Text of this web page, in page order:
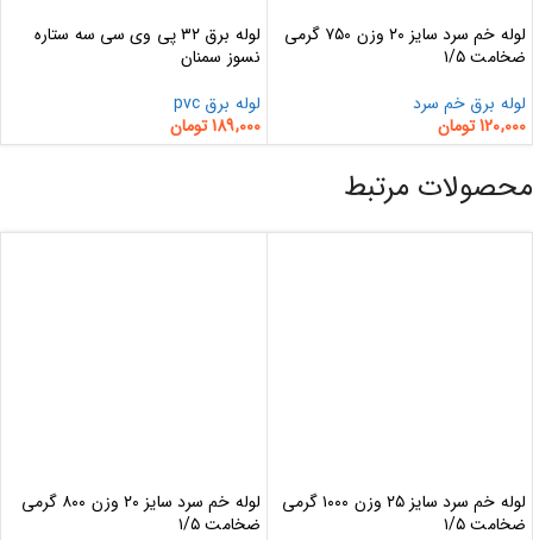
لوله خم سرد سایز ۲۰ وزن ۷۵۰ گرمی
ضخامت ۱/۵
لوله برق خم سرد
120,000تومان
لوله برق ۳۲ پی وی سی سه ستاره
نسوز سمنان
لوله برق pvc
189,000تومان
محصولات مرتبط
لوله خم سرد سایز ۲۵ وزن ۱۰۰۰ گرمی
ضخامت ۱/۵
لوله خم سرد سایز ۲۰ وزن ۸۰۰ گرمی
ضخامت ۱/۵